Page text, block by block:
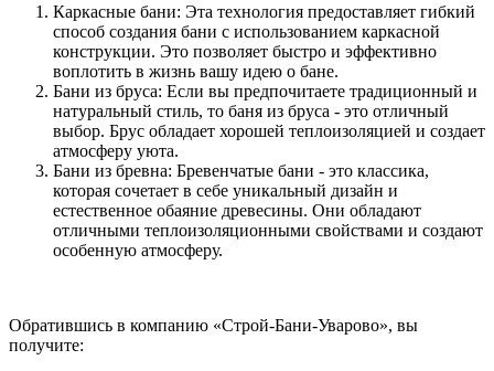
Каркасные бани: Эта технология предоставляет гибкий
способ создания бани с использованием каркасной
конструкции. Это позволяет быстро и эффективно
воплотить в жизнь вашу идею о бане.
Бани из бруса: Если вы предпочитаете традиционный и
натуральный стиль, то баня из бруса - это отличный
выбор. Брус обладает хорошей теплоизоляцией и создает
атмосферу уюта.
Бани из бревна: Бревенчатые бани - это классика,
которая сочетает в себе уникальный дизайн и
естественное обаяние древесины. Они обладают
отличными теплоизоляционными свойствами и создают
особенную атмосферу.
Обратившись в компанию «Строй-Бани-Уварово», вы
получите: